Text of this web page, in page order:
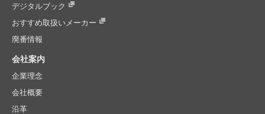
デジタルブック
おすすめ取扱いメーカー
廃番情報
会社案内
企業理念
会社概要
沿革